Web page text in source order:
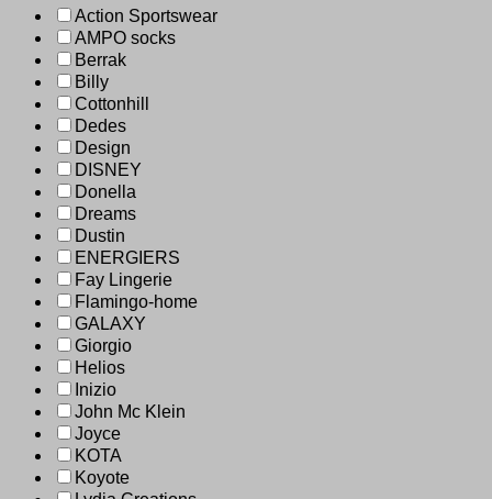
Action Sportswear
AMPO socks
Berrak
Billy
Cottonhill
Dedes
Design
DISNEY
Donella
Dreams
Dustin
ENERGIERS
Fay Lingerie
Flamingo-home
GALAXY
Giorgio
Helios
Inizio
John Mc Klein
Joyce
KOTA
Koyote